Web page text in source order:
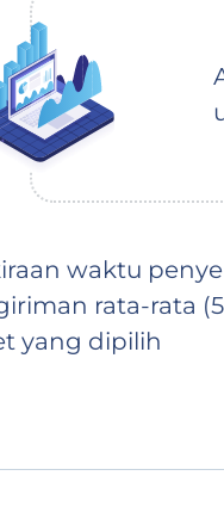
waktu
rata-rata
yang dipilih